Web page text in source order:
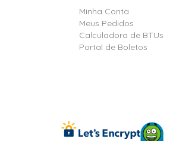
Minha Conta
Meus Pedidos
Calculadora de BTUs
Portal de Boletos